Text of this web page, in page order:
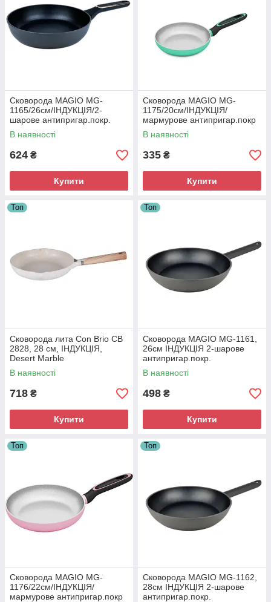
Сковорода MAGIO MG-
1165/26см/ІНДУКЦІЯ/2-
шарове антипригар.покр.
В наявності
624 ₴
Купити
Сковорода MAGIO MG-
1175/20см/ІНДУКЦІЯ/
мармурове антипригар.покр
В наявності
335 ₴
Купити
Топ
Сковорода лита Con Brio СВ
2828, 28 см, ІНДУКЦІЯ,
Desert Marble
В наявності
718 ₴
Купити
Топ
Сковорода MAGIO MG-1161,
26см ІНДУКЦІЯ 2-шарове
антипригар.покр.
В наявності
498 ₴
Купити
Топ
Сковорода MAGIO MG-
1176/22см/ІНДУКЦІЯ/
мармурове антипригар.покр
Топ
Сковорода MAGIO MG-1162,
28см ІНДУКЦІЯ 2-шарове
антипригар.покр.